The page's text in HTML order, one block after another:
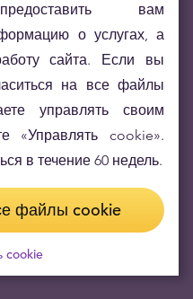
Tavex - заводы
вам
о услугах, а
сайта. Если вы
на все файлы
управлять своим
«Управлять cookie».
в течение 60 недель.
файлы cookie
cookie